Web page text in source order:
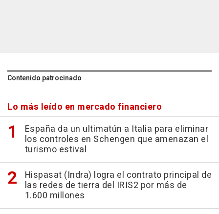
Contenido patrocinado
Lo más leído en mercado financiero
España da un ultimatún a Italia para eliminar
los controles en Schengen que amenazan el
turismo estival
Hispasat (Indra) logra el contrato principal de
las redes de tierra del IRIS2 por más de
1.600 millones